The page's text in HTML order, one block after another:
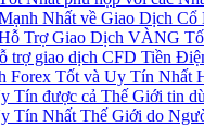
Nhất về Giao Dịch
Trợ Giao Dịch VÀNG
trợ giao dịch CFD Tiền
Forex Tốt và Uy Tín Nhất
Tín được cả Thế Giới tin
Tín Nhất Thế Giới do